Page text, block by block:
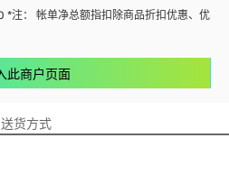
*注： 帐单净总额指扣除商品折扣优惠、优惠
此商户页面
送货方式